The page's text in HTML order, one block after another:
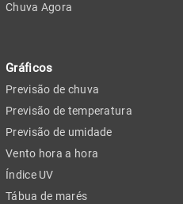
Chuva Agora
Gráficos
Previsão de chuva
Previsão de temperatura
Previsão de umidade
Vento hora a hora
Índice UV
Tábua de marés